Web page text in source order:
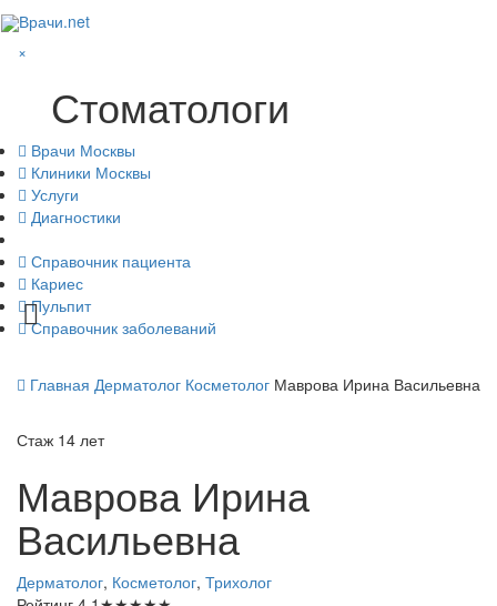
Врачи.net
×
Стоматологи
Врачи Москвы
Клиники Москвы
Услуги
Диагностики
Справочник пациента
Кариес
Пульпит
Справочник заболеваний
Главная Дерматолог Косметолог Маврова Ирина Васильевна
Стаж 14 лет
Маврова Ирина
Васильевна
Дерматолог, Косметолог, Трихолог